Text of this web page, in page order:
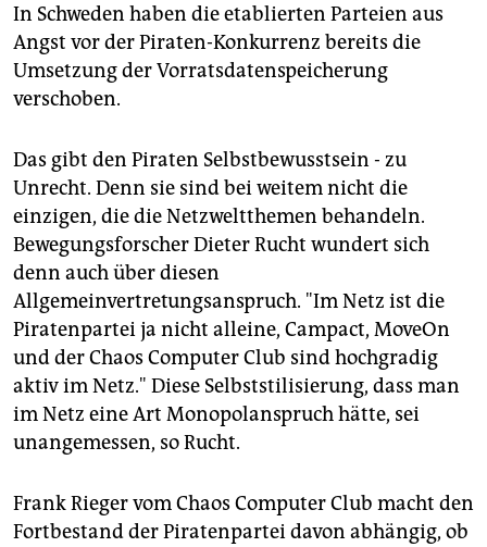
In Schweden haben die etablierten Parteien aus
Angst vor der Piraten-Konkurrenz bereits die
Umsetzung der Vorratsdatenspeicherung
verschoben.
Das gibt den Piraten Selbstbewusstsein - zu
Unrecht. Denn sie sind bei weitem nicht die
einzigen, die die Netzweltthemen behandeln.
Bewegungsforscher Dieter Rucht wundert sich
denn auch über diesen
Allgemeinvertretungsanspruch. "Im Netz ist die
Piratenpartei ja nicht alleine, Campact, MoveOn
und der Chaos Computer Club sind hochgradig
aktiv im Netz." Diese Selbststilisierung, dass man
im Netz eine Art Monopolanspruch hätte, sei
unangemessen, so Rucht.
Frank Rieger vom Chaos Computer Club macht den
Fortbestand der Piratenpartei davon abhängig, ob